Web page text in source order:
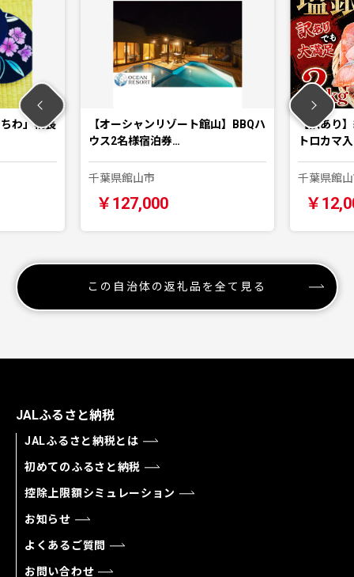
わ」柄長
【オーシャンリゾート館山】BBQハ
ウス2名様宿泊券…
千葉県館山市
￥127,000
【訳あ
トロカマ
千葉県館
￥
この自治体の返礼品を全て見る
JALふるさと納税
JALふるさと納税とは
初めてのふるさと納税
控除上限額シミュレーション
お知らせ
よくあるご質問
お問い合わせ